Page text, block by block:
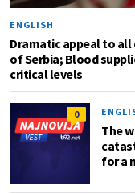
ENGLISH
Dramatic appeal to all
of Serbia; Blood
critical levels
0
The
for a